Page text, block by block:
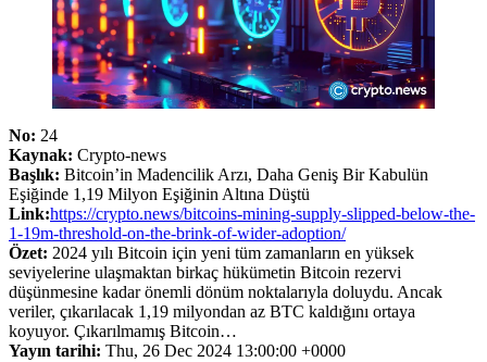
No: 24
Kaynak: Crypto-news
Başlık: Bitcoin’in Madencilik Arzı, Daha Geniş Bir Kabulün
Eşiğinde 1,19 Milyon Eşiğinin Altına Düştü
Link:https://crypto.news/bitcoins-mining-supply-slipped-below-the-
1-19m-threshold-on-the-brink-of-wider-adoption/
Özet: 2024 yılı Bitcoin için yeni tüm zamanların en yüksek
seviyelerine ulaşmaktan birkaç hükümetin Bitcoin rezervi
düşünmesine kadar önemli dönüm noktalarıyla doluydu. Ancak
veriler, çıkarılacak 1,19 milyondan az BTC kaldığını ortaya
koyuyor. Çıkarılmamış Bitcoin…
Yayın tarihi: Thu, 26 Dec 2024 13:00:00 +0000